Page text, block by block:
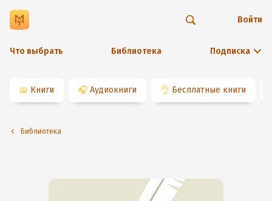
Что выбрать Библиотека Подписка
Войти
📖 Книги 🎧 Аудиокниги 👌 Бесплатные книги
Библиотека